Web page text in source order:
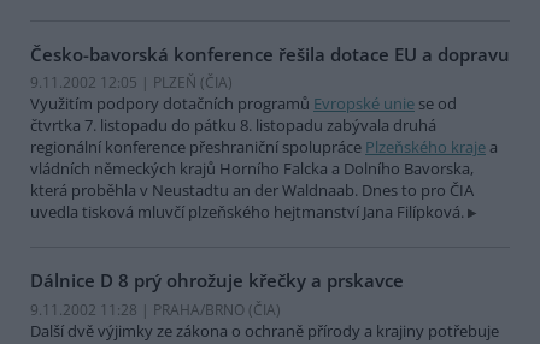
Česko-bavorská konference řešila dotace EU a dopravu
9.11.2002 12:05 | PLZEŇ (ČIA)
Využitím podpory dotačních programů Evropské unie se od
čtvrtka 7. listopadu do pátku 8. listopadu zabývala druhá
regionální konference přeshraniční spolupráce Plzeňského kraje a
vládních německých krajů Horního Falcka a Dolního Bavorska,
která proběhla v Neustadtu an der Waldnaab. Dnes to pro ČIA
uvedla tisková mluvčí plzeňského hejtmanství Jana Filípková.
Dálnice D 8 prý ohrožuje křečky a prskavce
9.11.2002 11:28 | PRAHA/BRNO (ČIA)
Další dvě výjimky ze zákona o ochraně přírody a krajiny potřebuje